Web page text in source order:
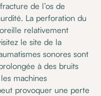
de l’os de
La perforation du
relativement
le site de la
sonores sont
à des bruits
machines
provoquer une perte